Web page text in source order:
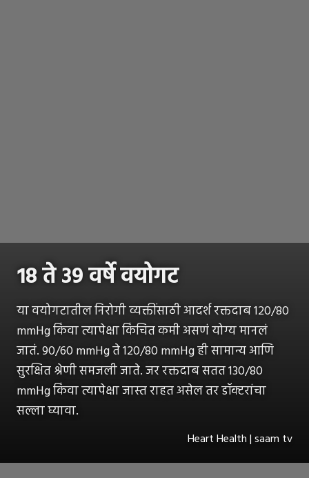
१८ ते ३९ वर्षे वयोगट
या वयोगटातील निरोगी व्यक्तींसाठी आदर्श रक्तदाब 120/80
mmHg किंवा त्यापेक्षा किंचित कमी असणं योग्य मानलं
जातं. 90/60 mmHg ते 120/80 mmHg ही सामान्य आणि
सुरक्षित श्रेणी समजली जाते. जर रक्तदाब सतत 130/80
mmHg किंवा त्यापेक्षा जास्त राहत असेल तर डॉक्टरांचा
सल्ला घ्यावा.
Heart Health | saam tv